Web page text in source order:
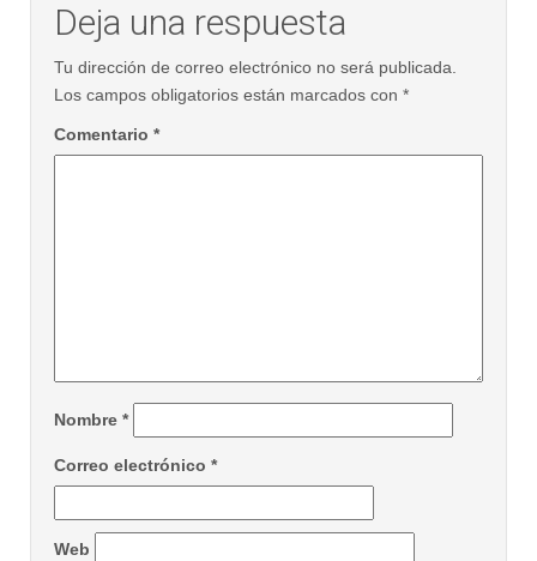
Deja una respuesta
Tu dirección de correo electrónico no será publicada.
Los campos obligatorios están marcados con *
Comentario *
Nombre *
Correo electrónico *
Web